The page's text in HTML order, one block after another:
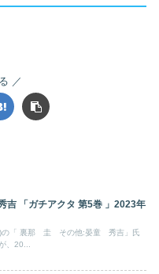
吉 「ガチアクタ 第5巻 」2023年
)の「 裏那 圭 その他:晏童 秀吉」氏
、20...